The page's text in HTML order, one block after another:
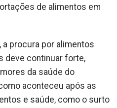
de alimentos em
procura por alimentos
​​deve continuar forte,
da saúde do
aconteceu após as
e saúde, como o surto